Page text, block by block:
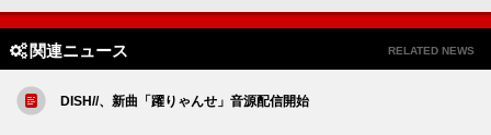
関連ニュース RELATED NEWS
DISH//、新曲「躍りゃんせ」音源配信開始